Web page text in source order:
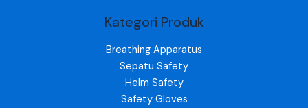
Kategori Produk
Breathing Apparatus
Sepatu Safety
Helm Safety
Safety Gloves